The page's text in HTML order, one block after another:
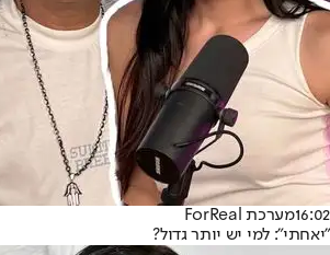
16:02מערכת ForReal
"יאחתי": למי יש יותר גדול?